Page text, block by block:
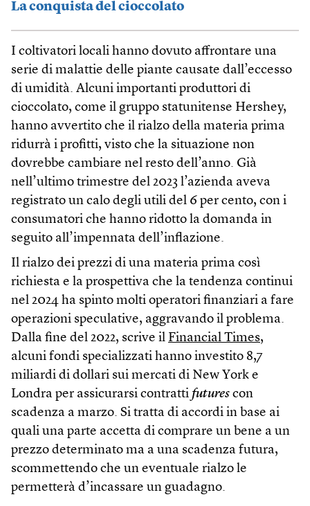
La conquista del cioccolato
I coltivatori locali hanno dovuto affrontare una
serie di malattie delle piante causate dall’eccesso
di umidità. Alcuni importanti produttori di
cioccolato, come il gruppo statunitense Hershey,
hanno avvertito che il rialzo della materia prima
ridurrà i profitti, visto che la situazione non
dovrebbe cambiare nel resto dell’anno. Già
nell’ultimo trimestre del 2023 l’azienda aveva
registrato un calo degli utili del 6 per cento, con i
consumatori che hanno ridotto la domanda in
seguito all’impennata dell’inflazione.
Il rialzo dei prezzi di una materia prima così
richiesta e la prospettiva che la tendenza continui
nel 2024 ha spinto molti operatori finanziari a fare
operazioni speculative, aggravando il problema.
Dalla fine del 2022, scrive il Financial Times,
alcuni fondi specializzati hanno investito 8,7
miliardi di dollari sui mercati di New York e
Londra per assicurarsi contratti futures con
scadenza a marzo. Si tratta di accordi in base ai
quali una parte accetta di comprare un bene a un
prezzo determinato ma a una scadenza futura,
scommettendo che un eventuale rialzo le
permetterà d’incassare un guadagno.